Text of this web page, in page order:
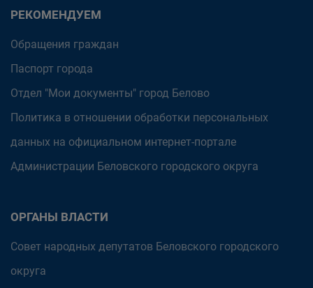
РЕКОМЕНДУЕМ
Обращения граждан
Паспорт города
Отдел "Мои документы" город Белово
Политика в отношении обработки персональных
данных на официальном интернет-портале
Администрации Беловского городского округа
ОРГАНЫ ВЛАСТИ
Совет народных депутатов Беловского городского
округа